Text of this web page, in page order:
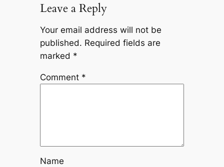
Leave a Reply
Your email address will not be
published. Required fields are
marked *
Comment *
Name